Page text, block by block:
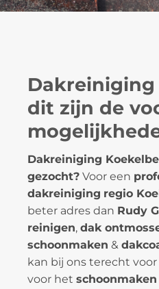
Dakreiniging
dit zijn de
Dakreiniging
gezocht? Voor een
dakreiniging regio
beter adres dan Rudy
reinigen, dak
schoonmaken &
kan bij ons terecht
voor het